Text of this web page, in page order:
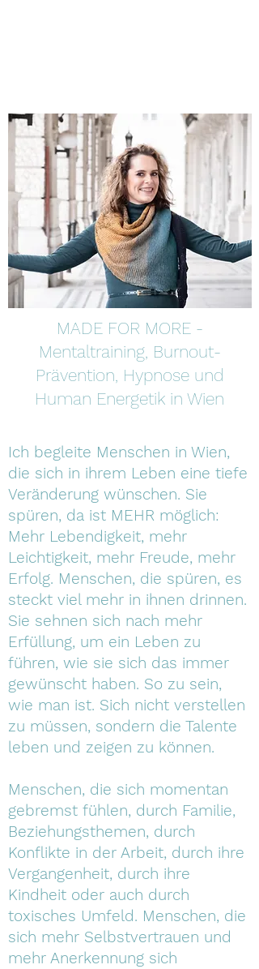
MADE FOR MORE -
Mentaltraining, Burnout-
Prävention, Hypnose und
Human Energetik in Wien
Ich begleite Menschen in Wien,
die sich in ihrem Leben eine tiefe
Veränderung wünschen. Sie
spüren, da ist MEHR möglich:
Mehr Lebendigkeit, mehr
Leichtigkeit, mehr Freude, mehr
Erfolg. Menschen, die spüren, es
steckt viel mehr in ihnen drinnen.
Sie sehnen sich nach mehr
Erfüllung, um ein Leben zu
führen, wie sie sich das immer
gewünscht haben. So zu sein,
wie man ist. Sich nicht verstellen
zu müssen, sondern die Talente
leben und zeigen zu können.
Menschen, die sich momentan
gebremst fühlen, durch Familie,
Beziehungsthemen, durch
Konflikte in der Arbeit, durch ihre
Vergangenheit, durch ihre
Kindheit oder auch durch
toxisches Umfeld. Menschen, die
sich mehr Selbstvertrauen und
mehr Anerkennung sich